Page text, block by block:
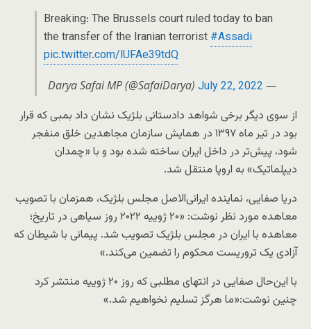
Breaking: The Brussels court ruled today to ban
the transfer of the Iranian terrorist #Assadi
pic.twitter.com/lUFAe39tdQ
— Darya Safai MP (@SafaiDarya)
July 22, 2022
از سوی دیگر برخی شواهد دادستانی بلژیک نشان داد بمبی که قرار
بود در تیر ماه ۱۳۹۷ در همایش سازمان مجاهدین خلق منفجر
شود، پیش‌تر در داخل ایران ساخته شده بود و با «چمدان
دیپلماتیک» به اروپا منتقل شد.
دریا صفایی، نماینده ایرانی‌الاصل مجلس بلژیک، همزمان با تصویب
معاهده مورد نظر نوشت: «۲۰ ژوییه ۲۰۲۲ روز سیاهی در تاریخ؛
معاهده با ایران در مجلس بلژیک تصویب شد. پیمانی با شیطان که
آزادی یک تروریست محکوم را تضمین می‌کند.»
با این‌حال صفایی در انتهای مطلبی که روز ۲۰ ژوییه منتشر کرد
چنین نوشت:«ما هرگز تسلیم نخواهیم شد.»